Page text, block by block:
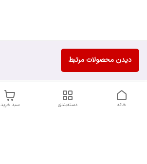
دیدن محصولات مرتبط
سبد خرید دسته‌بندی خانه